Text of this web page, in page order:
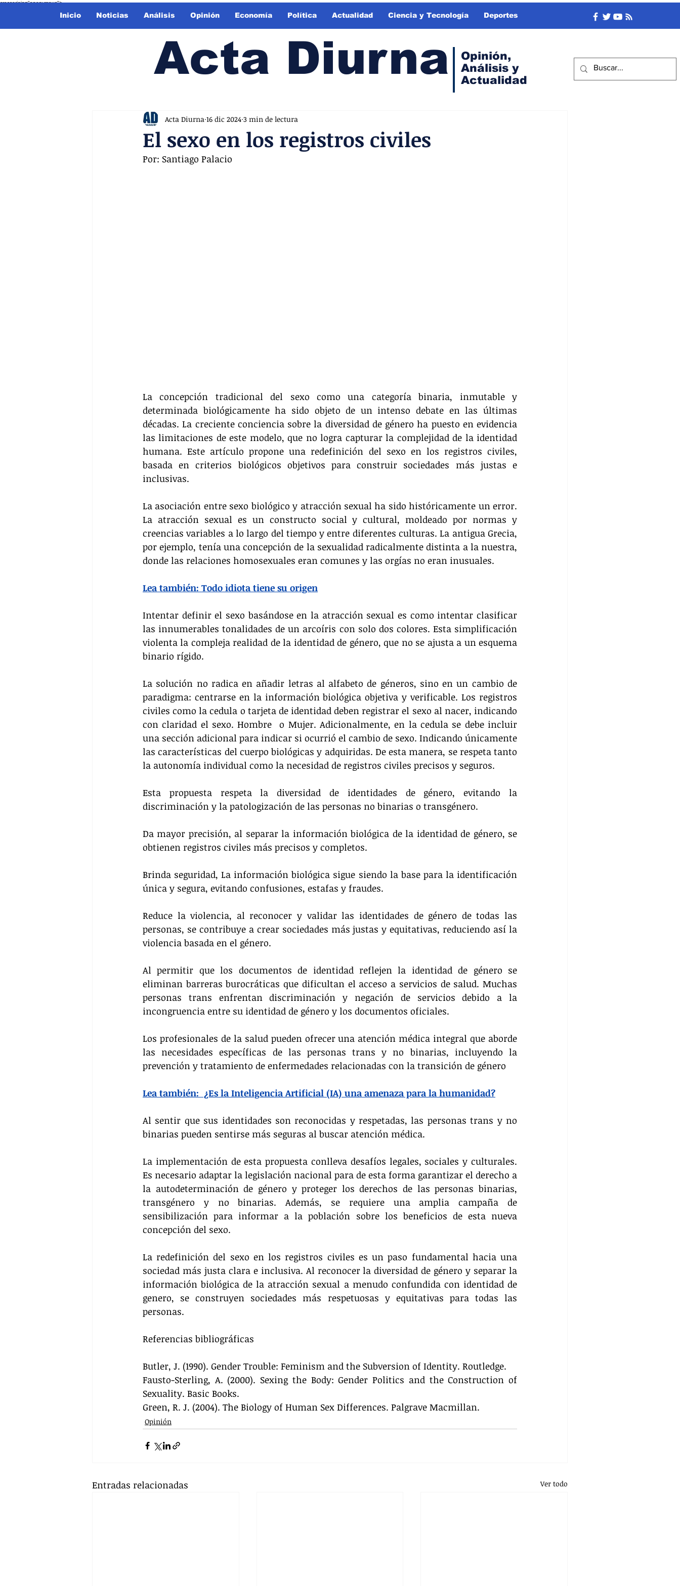
crossorigin="anonymous">
Inicio Noticias Análisis Opinión Economía Política Actualidad Ciencia y Tecnología Deportes
Acta Diurna
Opinión,
Análisis y
Actualidad
El sexo en los registros civiles
Acta Diurna 16 dic 2024 3 min de lectura
Por: Santiago Palacio
La concepción tradicional del sexo como una categoría binaria, inmutable y
determinada biológicamente ha sido objeto de un intenso debate en las últimas
décadas. La creciente conciencia sobre la diversidad de género ha puesto en evidencia
las limitaciones de este modelo, que no logra capturar la complejidad de la identidad
humana. Este artículo propone una redefinición del sexo en los registros civiles,
basada en criterios biológicos objetivos para construir sociedades más justas e
inclusivas.
La asociación entre sexo biológico y atracción sexual ha sido históricamente un error.
La atracción sexual es un constructo social y cultural, moldeado por normas y
creencias variables a lo largo del tiempo y entre diferentes culturas. La antigua Grecia,
por ejemplo, tenía una concepción de la sexualidad radicalmente distinta a la nuestra,
donde las relaciones homosexuales eran comunes y las orgías no eran inusuales.
Lea también: Todo idiota tiene su origen
Intentar definir el sexo basándose en la atracción sexual es como intentar clasificar
las innumerables tonalidades de un arcoíris con solo dos colores. Esta simplificación
violenta la compleja realidad de la identidad de género, que no se ajusta a un esquema
binario rígido.
La solución no radica en añadir letras al alfabeto de géneros, sino en un cambio de
paradigma: centrarse en la información biológica objetiva y verificable. Los registros
civiles como la cedula o tarjeta de identidad deben registrar el sexo al nacer, indicando
con claridad el sexo. Hombre  o Mujer. Adicionalmente, en la cedula se debe incluir
una sección adicional para indicar si ocurrió el cambio de sexo. Indicando únicamente
las características del cuerpo biológicas y adquiridas. De esta manera, se respeta tanto
la autonomía individual como la necesidad de registros civiles precisos y seguros.
Esta propuesta respeta la diversidad de identidades de género, evitando la
discriminación y la patologización de las personas no binarias o transgénero.
Da mayor precisión, al separar la información biológica de la identidad de género, se
obtienen registros civiles más precisos y completos.
Brinda seguridad, La información biológica sigue siendo la base para la identificación
única y segura, evitando confusiones, estafas y fraudes.
Reduce la violencia, al reconocer y validar las identidades de género de todas las
personas, se contribuye a crear sociedades más justas y equitativas, reduciendo así la
violencia basada en el género.
Al permitir que los documentos de identidad reflejen la identidad de género se
eliminan barreras burocráticas que dificultan el acceso a servicios de salud. Muchas
personas trans enfrentan discriminación y negación de servicios debido a la
incongruencia entre su identidad de género y los documentos oficiales.
Los profesionales de la salud pueden ofrecer una atención médica integral que aborde
las necesidades específicas de las personas trans y no binarias, incluyendo la
prevención y tratamiento de enfermedades relacionadas con la transición de género
Lea también:  ¿Es la Inteligencia Artificial (IA) una amenaza para la humanidad?
Al sentir que sus identidades son reconocidas y respetadas, las personas trans y no
binarias pueden sentirse más seguras al buscar atención médica.
La implementación de esta propuesta conlleva desafíos legales, sociales y culturales.
Es necesario adaptar la legislación nacional para de esta forma garantizar el derecho a
la autodeterminación de género y proteger los derechos de las personas binarias,
transgénero y no binarias. Además, se requiere una amplia campaña de
sensibilización para informar a la población sobre los beneficios de esta nueva
concepción del sexo.
La redefinición del sexo en los registros civiles es un paso fundamental hacia una
sociedad más justa clara e inclusiva. Al reconocer la diversidad de género y separar la
información biológica de la atracción sexual a menudo confundida con identidad de
genero, se construyen sociedades más respetuosas y equitativas para todas las
personas.
Referencias bibliográficas
Butler, J. (1990). Gender Trouble: Feminism and the Subversion of Identity. Routledge.
Fausto-Sterling, A. (2000). Sexing the Body: Gender Politics and the Construction of
Sexuality. Basic Books.
Green, R. J. (2004). The Biology of Human Sex Differences. Palgrave Macmillan.
Opinión
Entradas relacionadas Ver todo